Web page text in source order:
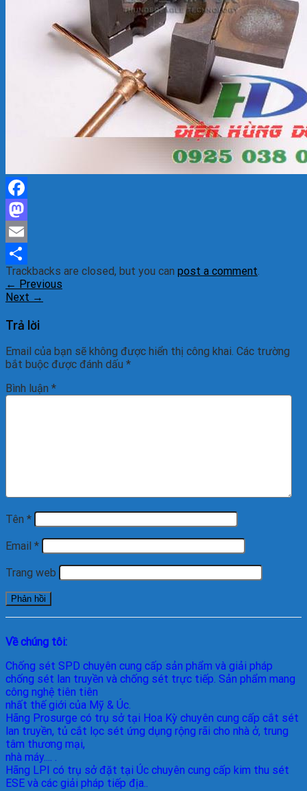
Facebook
Mastodon
Email
Share
Trackbacks are closed, but you can post a comment.
← Previous
Next →
Trả lời
Email của bạn sẽ không được hiển thị công khai. Các trường
bắt buộc được đánh dấu *
Bình luận *
Tên *
Email *
Trang web
Về chúng tôi:
Chống sét SPD chuyên cung cấp sản phẩm và giải pháp
chống sét lan truyền và chống sét trực tiếp. Sản phẩm mang
công nghệ tiên tiên
nhất thế giới của Mỹ & Úc.
Hãng Prosurge có trụ sở tại Hoa Kỳ chuyên cung cấp cắt sét
lan truyền, tủ cắt lọc sét ứng dụng rộng rãi cho nhà ở, trung
tâm thương mại,
nhà máy.... .
Hãng LPI có trụ sở đặt tại Úc chuyên cung cấp kim thu sét
ESE và các giải pháp tiếp địa..